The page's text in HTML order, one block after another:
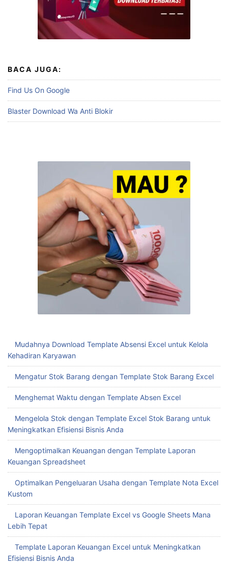
BACA JUGA:
Find Us On Google
Blaster Download Wa Anti Blokir
Mudahnya Download Template Absensi Excel untuk Kelola
Kehadiran Karyawan
Mengatur Stok Barang dengan Template Stok Barang Excel
Menghemat Waktu dengan Template Absen Excel
Mengelola Stok dengan Template Excel Stok Barang untuk
Meningkatkan Efisiensi Bisnis Anda
Mengoptimalkan Keuangan dengan Template Laporan
Keuangan Spreadsheet
Optimalkan Pengeluaran Usaha dengan Template Nota Excel
Kustom
Laporan Keuangan Template Excel vs Google Sheets Mana
Lebih Tepat
Template Laporan Keuangan Excel untuk Meningkatkan
Efisiensi Bisnis Anda